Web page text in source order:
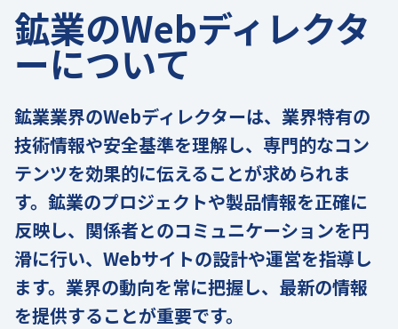
鉱業のWebディレクタ
ーについて
鉱業業界のWebディレクターは、業界特有の
技術情報や安全基準を理解し、専門的なコン
テンツを効果的に伝えることが求められま
す。鉱業のプロジェクトや製品情報を正確に
反映し、関係者とのコミュニケーションを円
滑に行い、Webサイトの設計や運営を指導し
ます。業界の動向を常に把握し、最新の情報
を提供することが重要です。